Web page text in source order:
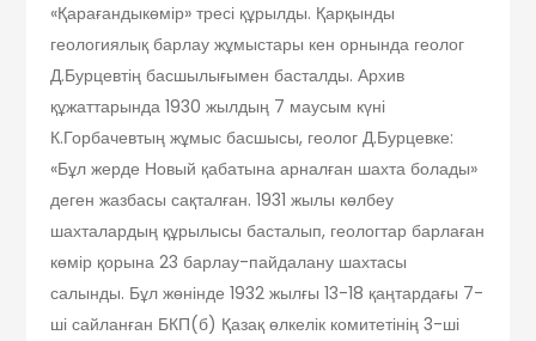
«Қарағандыкөмір» тресі құрылды. Қарқынды
геологиялық барлау жұмыстары кен орнында геолог
Д.Бурцевтің басшылығымен басталды. Архив
құжаттарында 1930 жылдың 7 маусым күні
К.Горбачевтың жұмыс басшысы, геолог Д.Бурцевке:
«Бұл жерде Новый қабатына арналған шахта болады»
деген жазбасы сақталған. 1931 жылы көлбеу
шахталардың құрылысы басталып, геологтар барлаған
көмір қорына 23 барлау-пайдалану шахтасы
салынды. Бұл жөнінде 1932 жылғы 13-18 қаңтардағы 7-
ші сайланған БКП(б) Қазақ өлкелік комитетінің 3-ші